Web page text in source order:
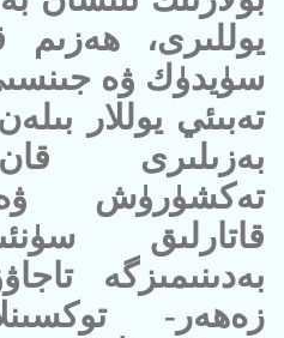
يوللىرى، ھەزىم
سۈيدۈك ۋە جىنسىي
تەبىئي يوللار
بەزىلىرى
تەكشۈرۈش ۋە
قاتارلىق
بەدىنىمىزگە
زەھەر-